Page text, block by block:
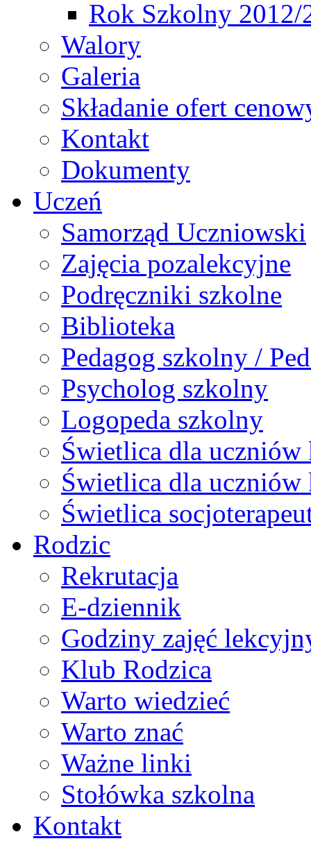
Rok Szkolny 2012/
Walory
Galeria
Składanie ofert
Kontakt
Dokumenty
Uczeń
Samorząd Uczniowski
Zajęcia pozalekcyjne
Podręczniki szkolne
Biblioteka
Pedagog szkolny /
Psycholog szkolny
Logopeda szkolny
Świetlica dla uczniów
Świetlica dla
Świetlica
Rodzic
Rekrutacja
E-dziennik
Godziny zajęć
Klub Rodzica
Warto wiedzieć
Warto znać
Ważne linki
Stołówka szkolna
Kontakt